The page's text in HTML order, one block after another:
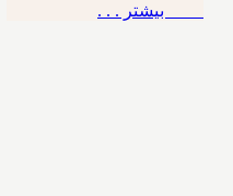
بیشتر . . .